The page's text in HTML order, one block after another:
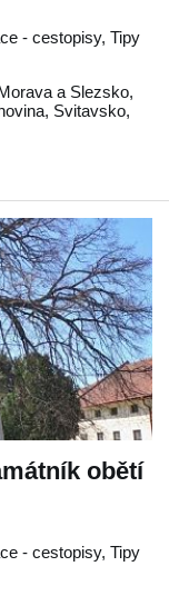
- cestopisy, Tipy
a Slezsko,
, Svitavsko,
obětí
- cestopisy, Tipy